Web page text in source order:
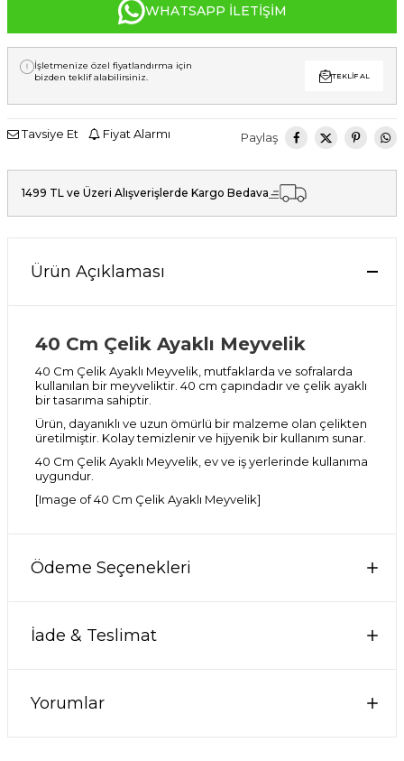
WHATSAPP İLETIŞIM
İşletmenize özel fiyatlandırma için
bizden teklif alabilirsiniz.
TEKLIF AL
Tavsiye Et Fiyat Alarmı Paylaş
1499 TL ve Üzeri Alışverişlerde Kargo Bedava
Ürün Açıklaması
40 Cm Çelik Ayaklı Meyvelik
40 Cm Çelik Ayaklı Meyvelik, mutfaklarda ve sofralarda
kullanılan bir meyveliktir. 40 cm çapındadır ve çelik ayaklı
bir tasarıma sahiptir.
Ürün, dayanıklı ve uzun ömürlü bir malzeme olan çelikten
üretilmiştir. Kolay temizlenir ve hijyenik bir kullanım sunar.
40 Cm Çelik Ayaklı Meyvelik, ev ve iş yerlerinde kullanıma
uygundur.
[Image of 40 Cm Çelik Ayaklı Meyvelik]
Ödeme Seçenekleri
İade & Teslimat
Yorumlar